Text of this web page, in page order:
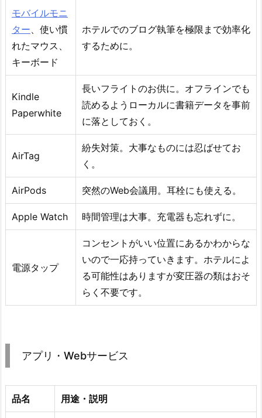
モバイルモニ
ター 、使い慣
れたマウス、
キーボード
ホテルでのブログ執筆を極限まで効率化
するために。
Kindle
Paperwhite
長いフライトのお供に。オフラインでも
読めるようローカルに書籍データを事前
に落としておく。
AirTag
紛失対策。大事なものには忍ばせてお
く。
AirPods 突然のWeb会議用。耳栓にも使える。
Apple Watch 時間管理は大事。充電器も忘れずに。
電源タップ
コンセントがいい位置にあるかわからな
いので一応持っていきます。ホテルによ
る可能性はありますが変圧器の類はおそ
らく不要です。
アプリ・Webサービス
品名 用途・説明